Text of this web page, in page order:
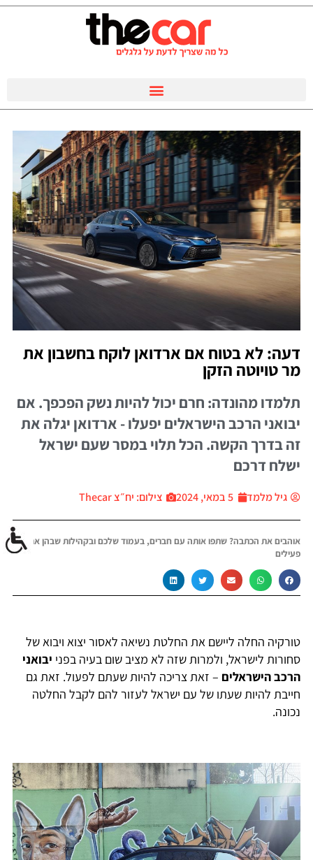
דעה: לא בטוח אם ארדואן לוקח בחשבון את
מר טויוטה הזקן
תלמדו מהונדה: חרם יכול להיות נשק הפכפך. אם
יבואני הרכב הישראלים יפעלו - ארדואן יגלה את
זה בדרך הקשה. הכל תלוי במסר שעם ישראל
ישלח דרכם
גיל מלמד 5 במאי, 2024 צילום: יח״צ Thecar
אוהבים את הכתבה? שתפו אותה עם חברים, בעמוד שלכם ובקהילות שבהן אתם
פעילים
טורקיה החלה ליישם את החלטת נשיאה לאסור יצוא ויבוא של
סחורות לישראל, ולמרות שזה לא מציב שום בעיה בפני יבואני
הרכב הישראלים – זאת צריכה להיות שעתם לפעול. זאת גם
חייבת להיות שעתו של עם ישראל לעזור להם לקבל החלטה
נכונה.